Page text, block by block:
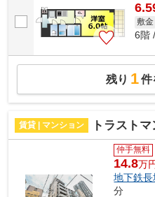
敷金
6階
残り 1件
賃貸 | マンション トラスト
仲手無料
14.8万
地下鉄
分